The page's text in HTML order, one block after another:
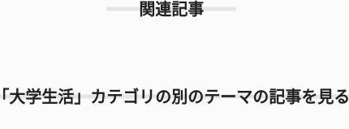
関連記事
「大学生活」カテゴリの別のテーマの記事を見る